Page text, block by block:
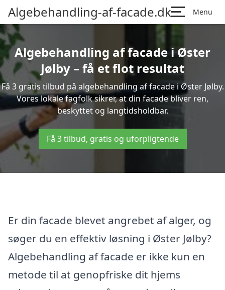
Algebehandling-af-facade.dk Menu
Algebehandling af facade i Øster
Jølby – få et flot resultat
Få 3 gratis tilbud på algebehandling af facade i Øster Jølby.
Vores lokale fagfolk sikrer, at din facade bliver ren,
beskyttet og langtidsholdbar.
Få 3 tilbud, gratis og uforpligtende
Er din facade blevet angrebet af alger, og
søger du en effektiv løsning i Øster Jølby?
Algebehandling af facade er ikke kun en
metode til at genopfriske dit hjems